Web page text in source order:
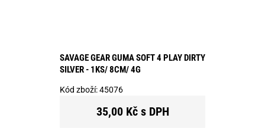
SAVAGE GEAR GUMA SOFT 4 PLAY DIRTY
SILVER - 1KS/ 8CM/ 4G
Kód zboží:45076
35,00 Kč s DPH